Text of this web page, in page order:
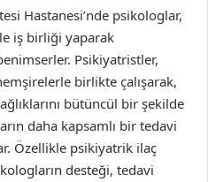
Hastanesi’nde psikologlar,
iş birliği yaparak
Psikiyatristler,
birlikte çalışarak,
bütüncül bir şekilde
daha kapsamlı bir tedavi
Özellikle psikiyatrik ilaç
desteği, tedavi